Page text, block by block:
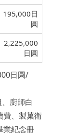
195,000日
圓
2,225,000
日圓
日圓/
廚師白
費、製菓衛
業紀念冊